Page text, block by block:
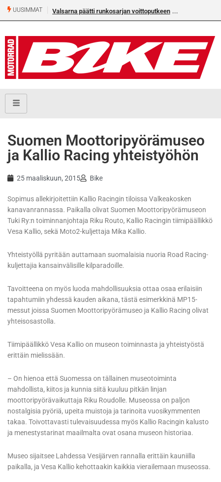
UUSIMMAT Valsarna päätti runkosarjan voittoputkeen
Suomen Moottoripyörämuseo
ja Kallio Racing yhteistyöhön
25 maaliskuun, 2015 Bike
Sopimus allekirjoitettiin Kallio Racingin tiloissa Valkeakosken
kanavanrannassa. Paikalla olivat Suomen Moottoripyörämuseon
Tuki Ry:n toiminnanjohtaja Riku Routo, Kallio Racingin tiimipäällikkö
Vesa Kallio, sekä Moto2-kuljettaja Mika Kallio.
Yhteistyöllä pyritään auttamaan suomalaisia nuoria Road Racing-
kuljettajia kansainvälisille kilparadoille.
Tavoitteena on myös luoda mahdollisuuksia ottaa osaa erilaisiin
tapahtumiin yhdessä kauden aikana, tästä esimerkkinä MP15-
messut joissa Suomen Moottoripyörämuseo ja Kallio Racing olivat
yhteisosastolla.
Tiimipäällikkö Vesa Kallio on museon toiminnasta ja yhteistyöstä
erittäin mielissään.
– On hienoa että Suomessa on tällainen museotoiminta
mahdollista, kiitos ja kunnia siitä kuuluu pitkän linjan
moottoripyörävaikuttaja Riku Roudolle. Museossa on paljon
nostalgisia pyöriä, upeita muistoja ja tarinoita vuosikymmenten
takaa. Toivottavasti tulevaisuudessa myös Kallio Racingin kalusto
ja menestystarinat maailmalta ovat osana museon historiaa.
Museo sijaitsee Lahdessa Vesijärven rannalla erittäin kauniilla
paikalla, ja Vesa Kallio kehottaakin kaikkia vierailemaan museossa.